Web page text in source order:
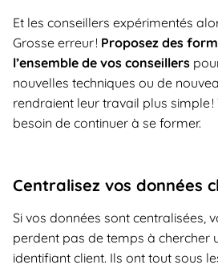
Et les conseillers expérimentés
Grosse erreur ! Proposez des
l’ensemble de vos conseillers
nouvelles techniques ou de
rendraient leur travail plus simple
besoin de continuer à se former.
Centralisez vos données
Si vos données sont centralisées,
perdent pas de temps à chercher
identifiant client. Ils ont tout sous